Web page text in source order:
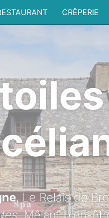
CRÊPERIE
, Le Relais de
. Mêlant bien-